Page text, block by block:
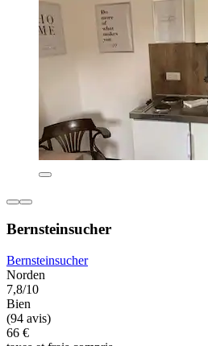
Bernsteinsucher
Bernsteinsucher
Norden
7,8/10
Bien
(94 avis)
66 €